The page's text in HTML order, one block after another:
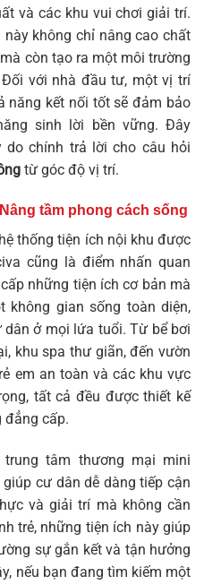
và các khu vui chơi giải trí.
không chỉ nâng cao chất
còn tạo ra một môi trường
với nhà đầu tư, một vị trí
năng kết nối tốt sẽ đảm bảo
sinh lời bền vững. Đây
chính trả lời cho câu hỏi
từ góc độ vị trí.
tầm phong cách sống
thống tiện ích nội khu được
cũng là điểm nhấn quan
những tiện ích cơ bản mà
không gian sống toàn diện,
ở mọi lứa tuổi. Từ bể bơi
khu spa thư giãn, đến vườn
em an toàn và các khu vực
tất cả đều được thiết kế
đẳng cấp.
trung tâm thương mại mini
cư dân dễ dàng tiếp cận
và giải trí mà không cần
trẻ, những tiện ích này giúp
sự gắn kết và tận hưởng
nếu bạn đang tìm kiếm một